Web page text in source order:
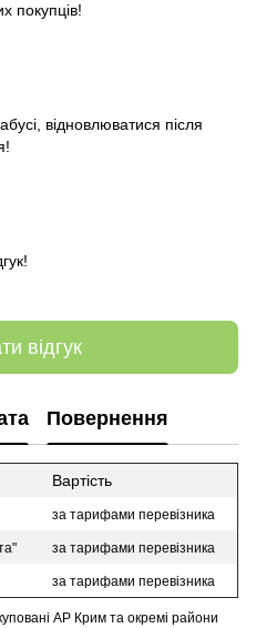
покупців!
відновлюватися після
відгук
Повернення
Вартість
за тарифами перевізника
за тарифами перевізника
за тарифами перевізника
АР Крим та окремі райони